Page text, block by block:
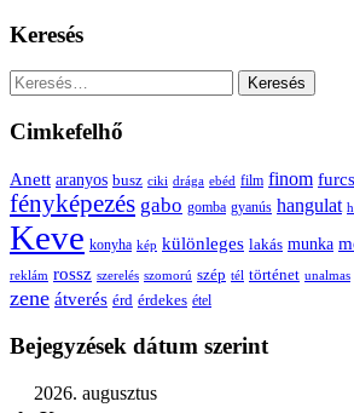
Keresés
Keresés:
Cimkefelhő
Anett aranyos busz ciki drága ebéd film finom
fényképezés gabo gomba gyanús hangulat
Keve konyha kép különleges lakás munka
reklám rossz szerelés szomorú szép tél történet unalmas
zene átverés érd érdekes étel
Bejegyzések dátum szerint
2026. augusztus